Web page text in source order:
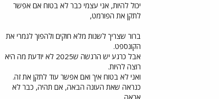
יכול להיות, אני עצמי כבר לא בטוח אם אפשר
לתקן את הפורמט,
ברור שצריך לשנות מלא חוקים ולהפוך לגמרי את
הקונספט.
אבל כרגע יש הרגשה ש2025 לא יודעת מה היא
רוצה להיות.
ואני לא בטוח איך ואם אפשר עוד לתקן את זה.
כנראה שאת העונה הבאה, אם תהיה, כבר לא